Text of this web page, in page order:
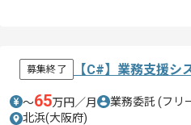
募集終了 【C#】業務支援
〜65万円／月 業務委託 (フリ
北浜(大阪府)